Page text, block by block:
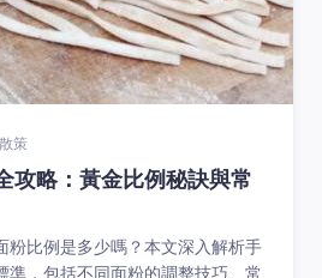
策
攻略：黃金比例秘訣與常
粉比例是多少嗎？本文深入解析手
準，包括不同面粉的調整技巧、常